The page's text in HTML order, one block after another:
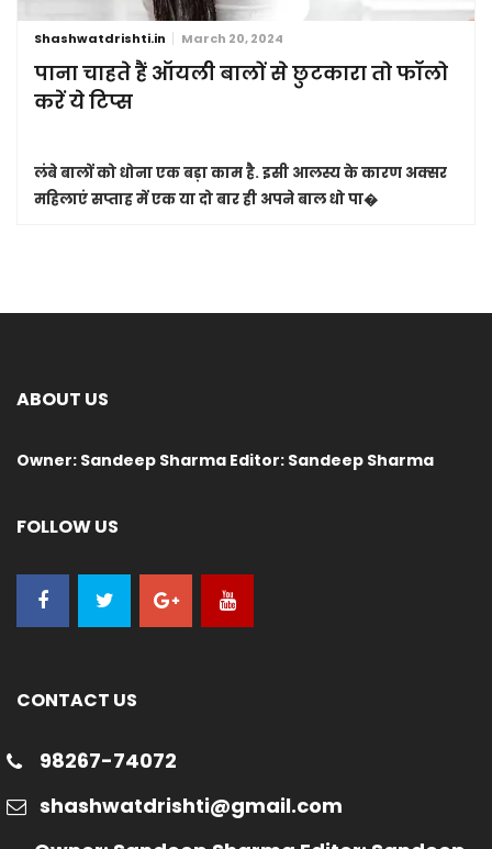
Shashwatdrishti.in March 20, 2024
पाना चाहते हैं ऑयली बालों से छुटकारा तो फॉलो
करें ये टिप्स
लंबे बालों को धोना एक बड़ा काम है. इसी आलस्य के कारण अक्सर
महिलाएं सप्ताह में एक या दो बार ही अपने बाल धो पा�
ABOUT US
Owner: Sandeep Sharma Editor: Sandeep Sharma
FOLLOW US
CONTACT US
98267-74072
shashwatdrishti@gmail.com